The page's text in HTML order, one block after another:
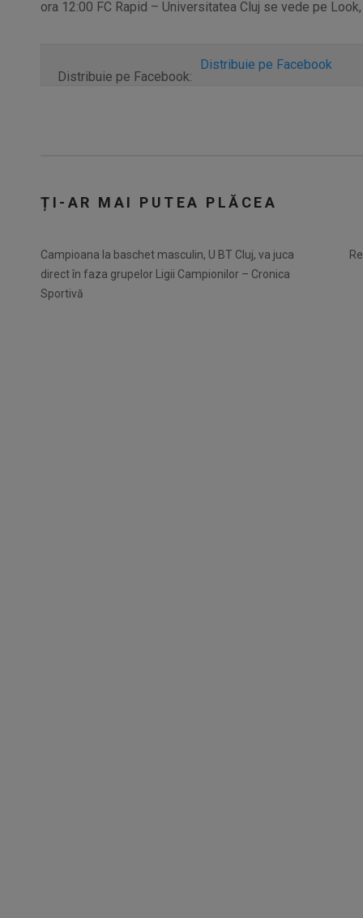
ora 12:00 FC Rapid – Universitatea Cluj se vede pe
Distribuie pe Facebook:
Distribuie pe Facebook
ȚI-AR MAI PUTEA PLĂCEA
Campioana la baschet masculin, U BT Cluj, va juca
direct în faza grupelor Ligii Campionilor – Cronica
Sportivă